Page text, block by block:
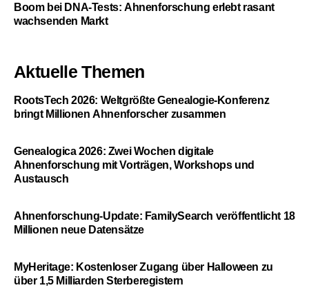
Boom bei DNA-Tests: Ahnenforschung erlebt rasant
wachsenden Markt
Aktuelle Themen
RootsTech 2026: Weltgrößte Genealogie-Konferenz
bringt Millionen Ahnenforscher zusammen
Genealogica 2026: Zwei Wochen digitale
Ahnenforschung mit Vorträgen, Workshops und
Austausch
Ahnenforschung-Update: FamilySearch veröffentlicht 18
Millionen neue Datensätze
MyHeritage: Kostenloser Zugang über Halloween zu
über 1,5 Milliarden Sterberegistern